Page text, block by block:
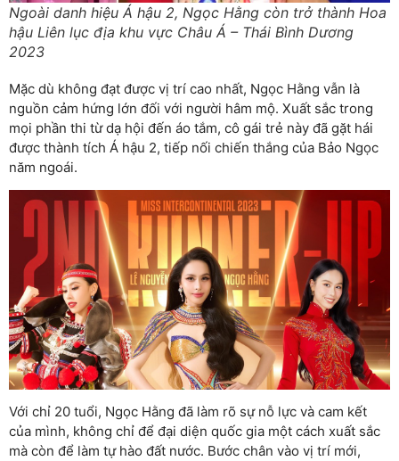
Ngoài danh hiệu Á hậu 2, Ngọc Hằng còn trở thành Hoa
hậu Liên lục địa khu vực Châu Á – Thái Bình Dương
2023
Mặc dù không đạt được vị trí cao nhất, Ngọc Hằng vẫn là
nguồn cảm hứng lớn đối với người hâm mộ. Xuất sắc trong
mọi phần thi từ dạ hội đến áo tắm, cô gái trẻ này đã gặt hái
được thành tích Á hậu 2, tiếp nối chiến thắng của Bảo Ngọc
năm ngoái.
Với chỉ 20 tuổi, Ngọc Hằng đã làm rõ sự nỗ lực và cam kết
của mình, không chỉ để đại diện quốc gia một cách xuất sắc
mà còn để làm tự hào đất nước. Bước chân vào vị trí mới,